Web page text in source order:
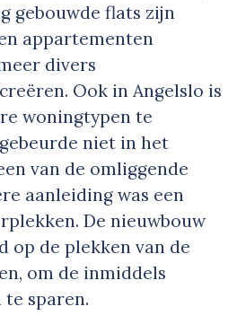
gebouwde flats zijn
appartementen
divers
Ook in Angelslo is
woningtypen te
niet in het
van de omliggende
aanleiding was een
De nieuwbouw
op de plekken van de
om de inmiddels
sparen.